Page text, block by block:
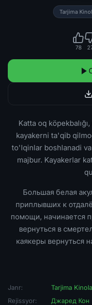
Tarjima
78
Katta oq
kayakerni ta'qib
to'lqinlar boshlanadi
majbur. Kayakerlar
Большая белая
приплывших к
помощи, начинается
вернуться в
каякеры вернуться
Janr: Tarjima
Rejissyor:
Джаред Кон